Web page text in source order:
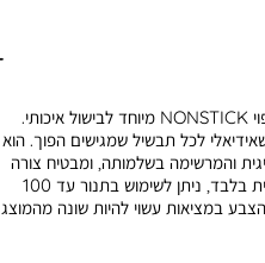
סיר בישול הפוך מקלובה, בציפוי NONSTICK מיוחד לבישול איכותי.
לכל תבשיל שמגישים הפוך. הוא
והמרשימה בשלמותה, ומבטיח צורה
מושלמת. מומלצת שטיפה ידנית בלבד, ניתן לשימוש בתנור עד 100
ס”מ , 11.3 ליטר. הצבע במציאות עשוי להיות שונה מהמוצג